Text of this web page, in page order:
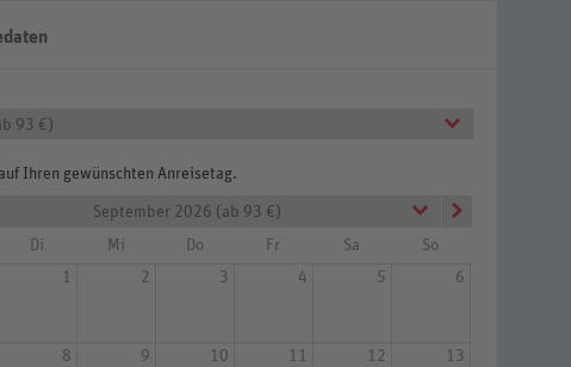
93 €)
Ihren gewünschten Anreisetag.
September 2026 (ab 93 €)
Di Mi Do Fr Sa
So
1
2 3 4 5 6
8 9 10 11 12 13